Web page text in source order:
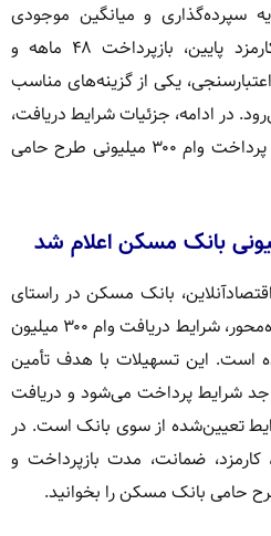
و میانگین موجودی
حساب پرداخت می‌شود، با کارمزد پایین، بازپرداخت ۴۸ ماهه و
یکی از گزینه‌های مناسب
جزئیات شرایط دریافت،
مبلغ اقساط، ضمانت‌ها و نحوه پرداخت وام ۳۰۰ میلیونی طرح حامی
بانک مسکن در راستای
توسعه پرداخت تسهیلات سپرده‌محور، شرایط دریافت وام ۳۰۰ میلیون
این تسهیلات با هدف تأمین
پرداخت می‌شود و دریافت
از سوی بانک است. در
ضمانت، مدت بازپرداخت و